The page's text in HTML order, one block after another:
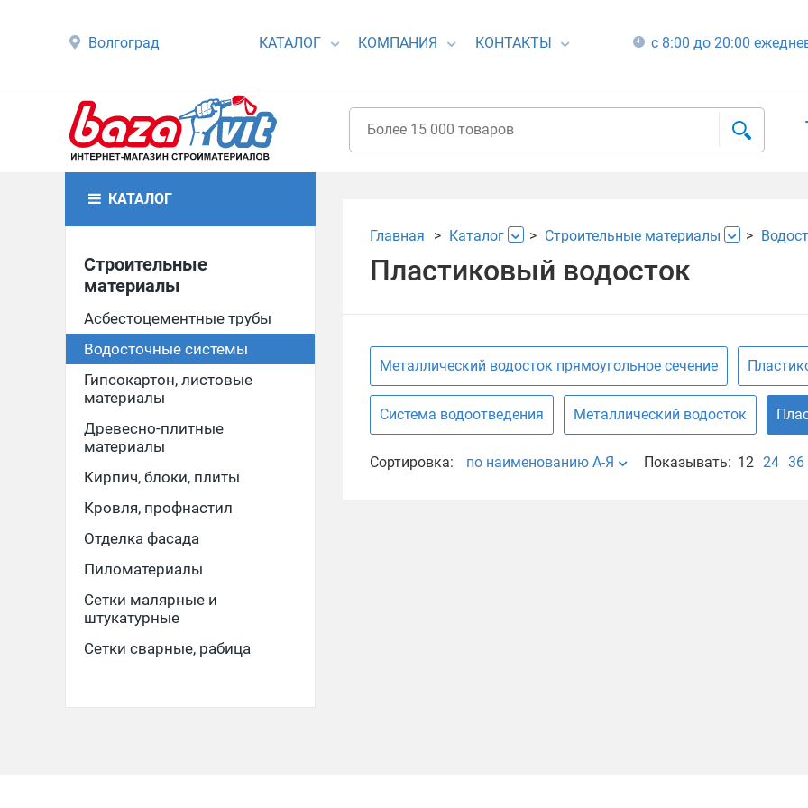
Волгоград КАТАЛОГ КОМПАНИЯ КОНТАКТЫ с 8:00 до 20:00
КАТАЛОГ
Строительные
материалы
Асбестоцементные трубы
Водосточные системы
Гипсокартон, листовые
материалы
Древесно-плитные
материалы
Кирпич, блоки, плиты
Кровля, профнастил
Отделка фасада
Пиломатериалы
Сетки малярные и
штукатурные
Сетки сварные, рабица
Главная Каталог Строительные материалы
Пластиковый водосток
Металлический водосток прямоугольное сечение
Система водоотведения Металлический водосток
Сортировка: по наименованию А-Я Показывать: 12 24 36